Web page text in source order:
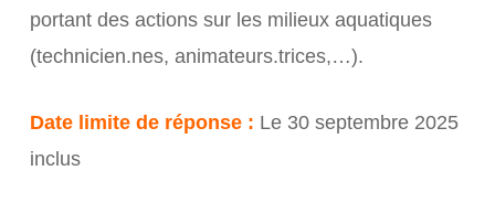
portant des actions sur les milieux aquatiques
(technicien.nes, animateurs.trices,…).
Date limite de réponse : Le 30 septembre 2025
inclus